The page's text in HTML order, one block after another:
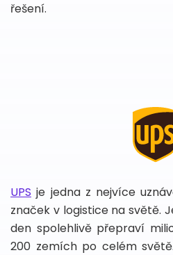
řešení.
UPS je jedna z nejvíce
značek v logistice na světě.
den spolehlivě přepraví
200 zemích po celém